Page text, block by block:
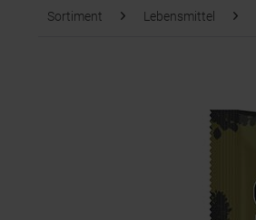
Sortiment Lebensmittel